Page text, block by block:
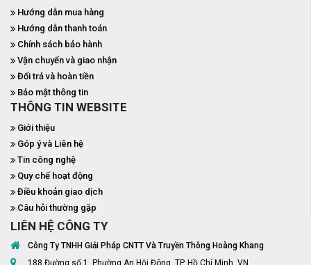
Hướng dẫn mua hàng
Hướng dẫn thanh toán
Chính sách bảo hành
Vận chuyển và giao nhận
Đổi trả và hoàn tiền
Bảo mật thông tin
THÔNG TIN WEBSITE
Giới thiệu
Góp ý và Liên hệ
Tin công nghệ
Quy chế hoạt động
Điều khoản giao dịch
Câu hỏi thường gặp
LIÊN HỆ CÔNG TY
Công Ty TNHH Giải Pháp CNTT Và Truyền Thông Hoàng Khang